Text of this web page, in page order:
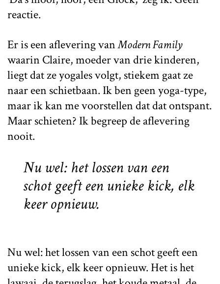
reactie.
Er is een aflevering vanModern Family
waarin Claire, moeder van drie kinderen,
liegt dat ze yogales volgt, stiekem gaat ze
naar een schietbaan. Ik ben geen yoga-type,
maar ik kan me voorstellen dat dat ontspant.
Maar schieten? Ik begreep de aflevering
nooit.
Nu wel: het lossen van een
schot geeft een unieke kick, elk
keer opnieuw.
Nu wel: het lossen van een schot geeft een
unieke kick, elk keer opnieuw. Het is het